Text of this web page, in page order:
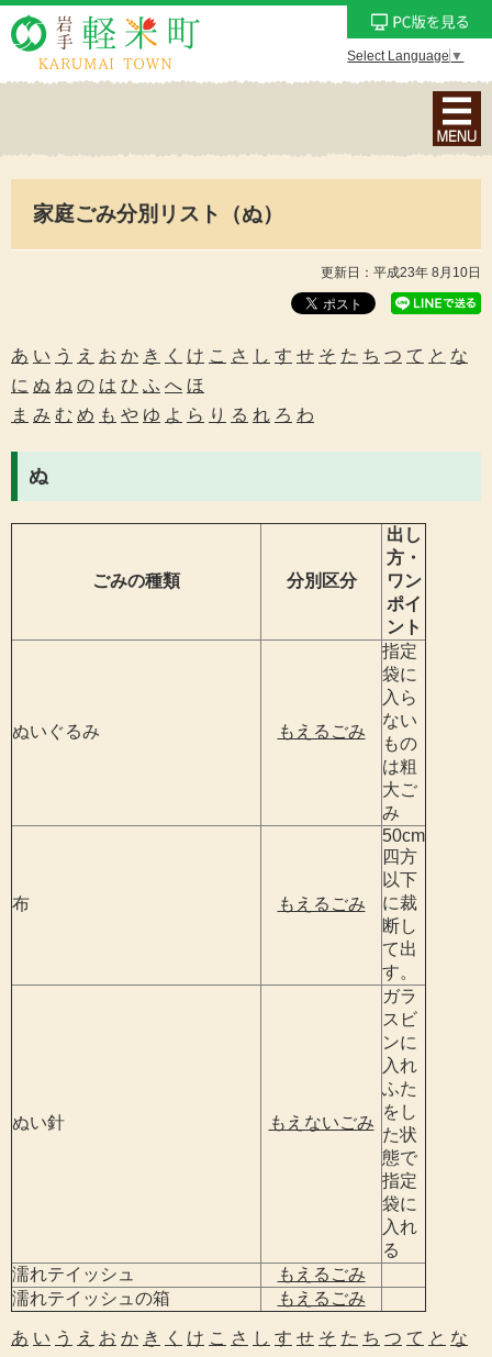
Select Language ▼
ナ
ビ
ン
メ
ュ
家庭ごみ分別リスト（ぬ）
更新日：平成23年 8月10日
あ い う え お か き く け こ さ し す せ そ た ち つ て と な
に ぬ ね の は ひ ふ へ ほ
ま み む め も や ゆ よ ら り る れ ろ わ
ぬ
ごみの種類 分別区分
出し
方・
ワン
ポイ
ント
ぬいぐるみ もえるごみ
指定
袋に
入ら
ない
もの
は粗
大ご
み
布 もえるごみ
50cm
四方
以下
に裁
断し
て出
す。
ぬい針 もえないごみ
ガラ
スビ
ンに
入れ
ふた
をし
た状
態で
指定
袋に
入れ
る
濡れテイッシュ
もえるごみ
濡れテイッシュの箱
もえるごみ
あ い う え お か き く け こ さ し す せ そ た ち つ て と な